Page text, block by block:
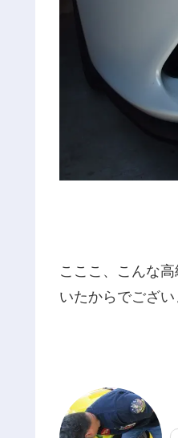
こここ、こんな
いたからでござ